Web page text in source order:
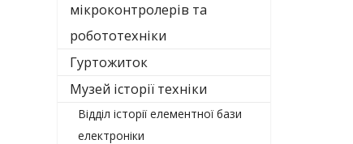
мікроконтролерів та
робототехніки
Гуртожиток
Музей історії техніки
Відділ історії елементної бази
електроніки